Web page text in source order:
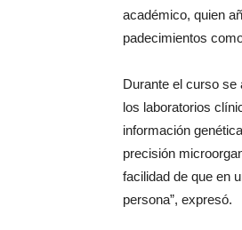
académico, quien
padecimientos
Durante el curso se
los laboratorios
información
precisión
facilidad de que en
persona”, expresó.